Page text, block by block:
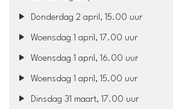
Donderdag 2 april, 15.00 uur
Woensdag 1 april, 17.00 uur
Woensdag 1 april, 16.00 uur
Woensdag 1 april, 15.00 uur
Dinsdag 31 maart, 17.00 uur